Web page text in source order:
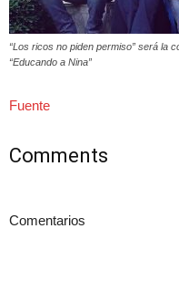
“Los ricos no piden permiso” será la
“Educando a Nina”
Fuente
Comments
Comentarios